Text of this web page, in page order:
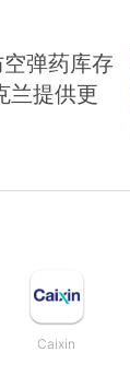
弹药库存
兰提供更
Caixin